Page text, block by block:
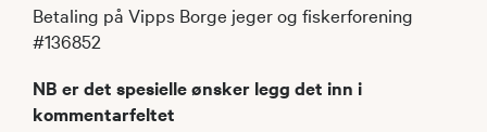
Betaling på Vipps Borge jeger og fiskerforening
#136852
NB er det spesielle ønsker legg det inn i
kommentarfeltet